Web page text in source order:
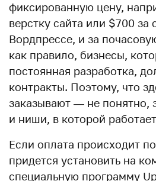
фиксированную цену,
верстку сайта или $700 за
Вордпрессе, и за
как правило, бизнесы,
постоянная разработка,
контракты. Поэтому, что
заказывают — не понятно,
и ниши, в которой
Если оплата происходит
придется установить на
специальную программу